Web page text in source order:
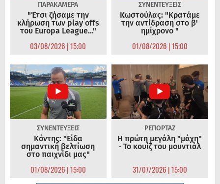
ΠΑΡΑΚΑΜΕΡΑ
"Έτσι ζήσαμε την
κλήρωση των play offs
του Europa League..."
03/08/2026 | 15:00
ΣΥΝΕΝΤΕΥΞΕΙΣ
Κωστούλας: "Κρατάμε
την αντίδραση στο β'
ημίχρονο "
01/08/2026 | 15:00
ΣΥΝΕΝΤΕΥΞΕΙΣ
Κόντης: "Είδα
σημαντική βελτίωση
στο παιχνίδι μας"
01/08/2026 | 15:00
ΡΕΠΟΡΤΑΖ
Η πρώτη μεγάλη "μάχη"
- Το κουίζ του μουντιάλ
31/07/2026 | 15:00